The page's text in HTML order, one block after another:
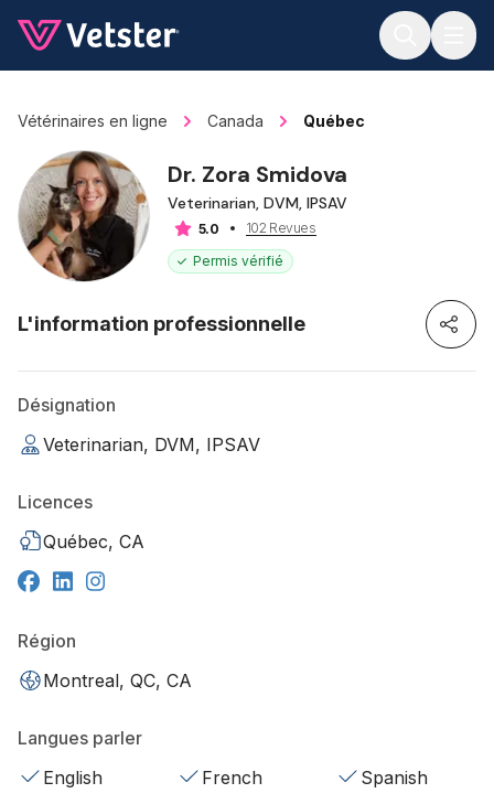
Vétérinaires en ligne Canada Québec
Dr. Zora Smidova
Veterinarian, DVM, IPSAV
5.0
102 Revues
Permis vérifié
L'information professionnelle
Désignation
Veterinarian, DVM, IPSAV
Licences
Québec, CA
Région
Montreal, QC, CA
Langues parler
English
French
Spanish